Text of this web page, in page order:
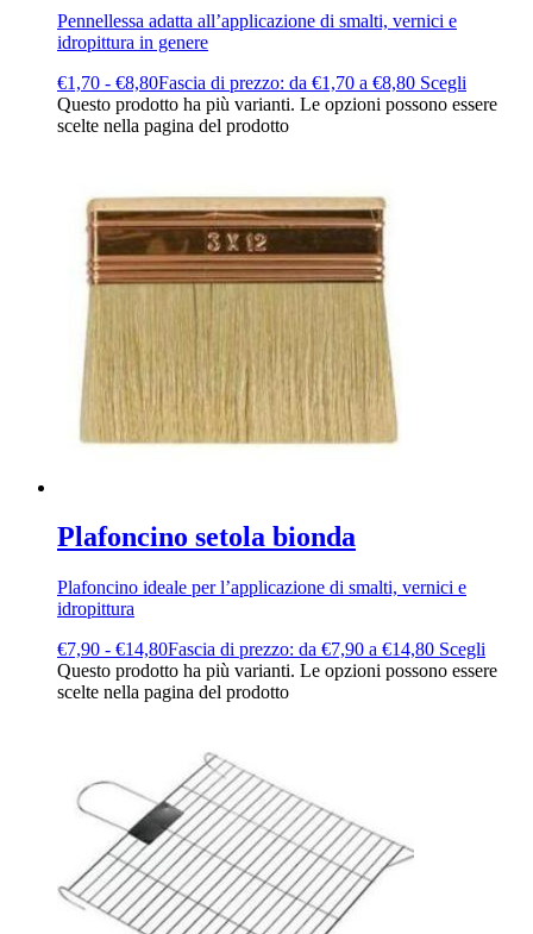
Pennellessa adatta all’applicazione di smalti, vernici e
idropittura in genere
€1,70 - €8,80Fascia di prezzo: da €1,70 a €8,80 Scegli
Questo prodotto ha più varianti. Le opzioni possono essere
scelte nella pagina del prodotto
Plafoncino setola bionda
Plafoncino ideale per l’applicazione di smalti, vernici e
idropittura
€7,90 - €14,80Fascia di prezzo: da €7,90 a €14,80 Scegli
Questo prodotto ha più varianti. Le opzioni possono essere
scelte nella pagina del prodotto